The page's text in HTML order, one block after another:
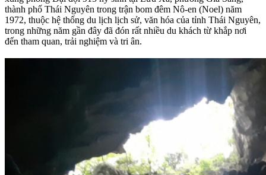
thành phố Thái Nguyên trong trận bom đêm Nô-en (Noel) năm
1972, thuộc hệ thống du lịch lịch sử, văn hóa của tỉnh Thái Nguyên,
trong những năm gần đây đã đón rất nhiều du khách từ khắp nơi
đến tham quan, trải nghiệm và tri ân.